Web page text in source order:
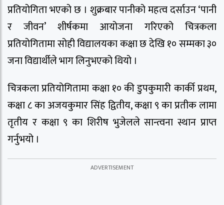
प्रतियोगिता भएको छ । शुक्रबार पानीको महत्व दर्साउन ‘पानी
र जीवन’ शीर्षकमा आयोजना गरिएको चित्रकला
प्रतियोगितामा सोही विद्यालयका कक्षा छ देखि १० सम्मका ३०
जना विद्यार्थीले भाग लिनुभएको थियो ।
चित्रकला प्रतियोगितामा कक्षा १० की डुपकुमारी कार्की प्रथम,
कक्षा ८ का अजयकुमार सिंह द्वितीय, कक्षा ९ का प्रतीक लामा
तृतीय र कक्षा ९ का शिरीष भुजेलले सान्त्वना स्थान प्राप्त
गर्नुभयो ।